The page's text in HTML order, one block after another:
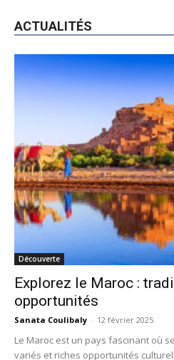
ACTUALITÉS
Découverte
Explorez le Maroc :
opportunités
Sanata Coulibaly - 12 février 2025
Le Maroc est un pays fascinant où
variés et riches opportunités